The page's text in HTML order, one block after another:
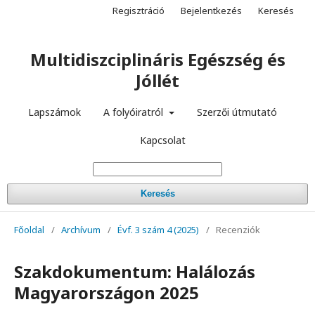
Multidiszciplináris Egészség és
Jóllét
Lapszámok A folyóiratról Szerzői útmutató
Kapcsolat
Keresés
Regisztráció Bejelentkezés Keresés
Főoldal / Archívum / Évf. 3 szám 4 (2025) / Recenziók
Szakdokumentum: Halálozás
Magyarországon 2025